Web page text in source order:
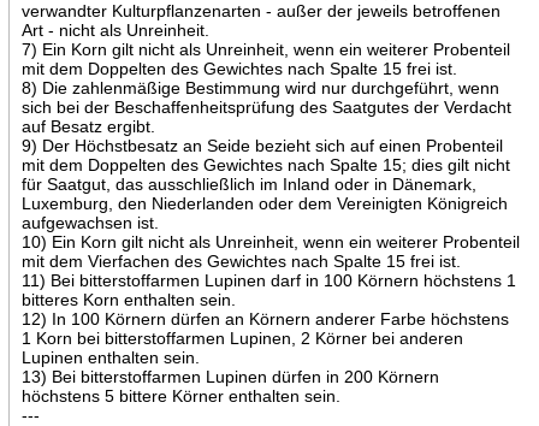
verwandter Kulturpflanzenarten - außer der jeweils betroffenen
Art - nicht als Unreinheit.
7) Ein Korn gilt nicht als Unreinheit, wenn ein weiterer Probenteil
mit dem Doppelten des Gewichtes nach Spalte 15 frei ist.
8) Die zahlenmäßige Bestimmung wird nur durchgeführt, wenn
sich bei der Beschaffenheitsprüfung des Saatgutes der Verdacht
auf Besatz ergibt.
9) Der Höchstbesatz an Seide bezieht sich auf einen Probenteil
mit dem Doppelten des Gewichtes nach Spalte 15; dies gilt nicht
für Saatgut, das ausschließlich im Inland oder in Dänemark,
Luxemburg, den Niederlanden oder dem Vereinigten Königreich
aufgewachsen ist.
10) Ein Korn gilt nicht als Unreinheit, wenn ein weiterer Probenteil
mit dem Vierfachen des Gewichtes nach Spalte 15 frei ist.
11) Bei bitterstoffarmen Lupinen darf in 100 Körnern höchstens 1
bitteres Korn enthalten sein.
12) In 100 Körnern dürfen an Körnern anderer Farbe höchstens
1 Korn bei bitterstoffarmen Lupinen, 2 Körner bei anderen
Lupinen enthalten sein.
13) Bei bitterstoffarmen Lupinen dürfen in 200 Körnern
höchstens 5 bittere Körner enthalten sein.
---